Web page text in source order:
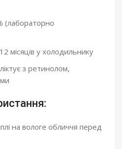
(лабораторно
12 місяців у холодильнику
з ретинолом,
на вологе обличчя перед